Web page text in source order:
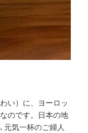
い）に、ヨーロッ
のです。日本の地
元気一杯のご婦人